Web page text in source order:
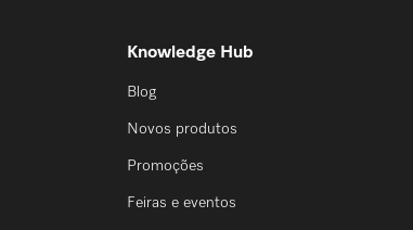
Knowledge Hub
Blog
Novos produtos
Promoções
Feiras e eventos